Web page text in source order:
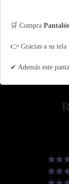
🛒 Compra
👉 Gracias a su tela
✔ Además este
¡Puedes lograr